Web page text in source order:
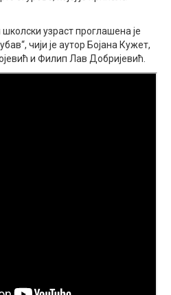
узраст проглашена је
чији је аутор Бојана Кужет,
и Филип Лав Добријевић.